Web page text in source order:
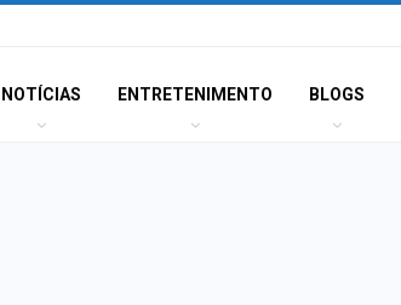
NOTÍCIAS ENTRETENIMENTO BLOGS